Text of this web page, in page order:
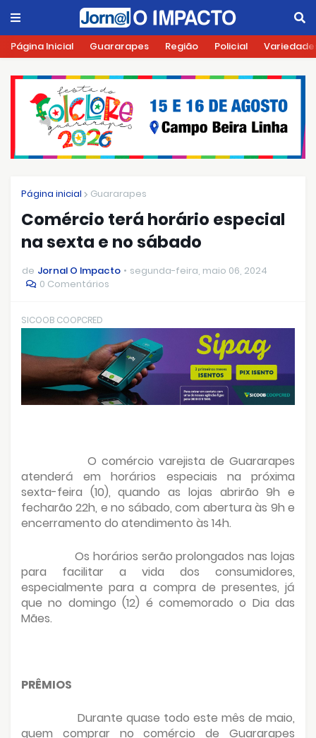
Página Inicial Guararapes Região Policial
Página inicial Guararapes
Comércio terá horário especial
na sexta e no sábado
de Jornal O Impacto
segunda-feira, maio 06, 2024
0 Comentários
SICOOB COOPCRED
O comércio varejista de Guararapes
atenderá em horários especiais na próxima
sexta-feira (10), quando as lojas abrirão 9h e
fecharão 22h, e no sábado, com abertura às 9h e
encerramento do atendimento às 14h.
Os horários serão prolongados nas lojas
para facilitar a vida dos consumidores,
especialmente para a compra de presentes, já
que no domingo (12) é comemorado o Dia das
Mães.
PRÊMIOS
Durante quase todo este mês de maio,
quem comprar no comércio de Guararapes